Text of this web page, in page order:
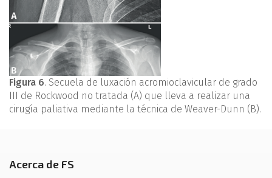
Figura 6. Secuela de luxación acromioclavicular de grado
III de Rockwood no tratada (A) que lleva a realizar una
cirugía paliativa mediante la técnica de Weaver-Dunn (B).
Acerca de FS